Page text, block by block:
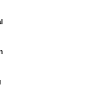
6280 Zell am Ziller